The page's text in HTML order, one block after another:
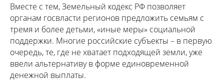
Вместе с тем, Земельный кодекс РФ позволяет
органам госвласти регионов предложить семьям с
тремя и более детьми, «иные меры» социальной
поддержки. Многие российские субъекты – в первую
очередь, те, где не хватает подходящей земли, уже
ввели альтернативу в форме единовременной
денежной выплаты.